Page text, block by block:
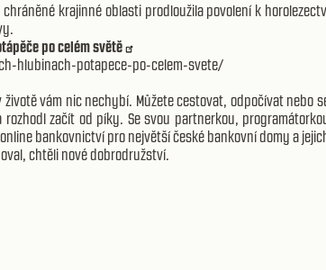
krajinné oblasti prodloužila povolení k
po celém světě
hlubinach-potapece-po-celem-svete/
vám nic nechybí. Můžete cestovat, odpočívat nebo
začít od píky. Se svou partnerkou,
bankovnictví pro největší české bankovní domy a
chtěli nové dobrodružství.